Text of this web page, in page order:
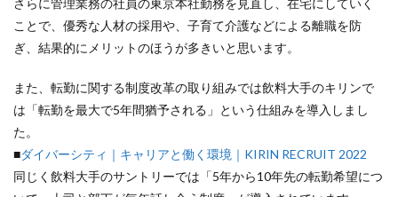
さらに管理業務の社員の東京本社勤務を見直し、在宅にしていく
ことで、優秀な人材の採用や、子育て介護などによる離職を防
ぎ、結果的にメリットのほうが多きいと思います。
また、転勤に関する制度改革の取り組みでは飲料大手のキリンで
は「転勤を最大で5年間猶予される」という仕組みを導入しまし
た。
■ダイバーシティ｜キャリアと働く環境｜KIRIN RECRUIT 2022
同じく飲料大手のサントリーでは「5年から10年先の転勤希望につ